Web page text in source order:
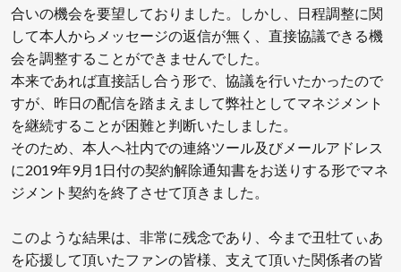
合いの機会を要望しておりました。しかし、日程調整に関
して本人からメッセージの返信が無く、直接協議できる機
会を調整することができませんでした。
本来であれば直接話し合う形で、協議を行いたかったので
すが、昨日の配信を踏まえまして弊社としてマネジメント
を継続することが困難と判断いたしました。
そのため、本人へ社内での連絡ツール及びメールアドレス
に2019年9月1日付の契約解除通知書をお送りする形でマネ
ジメント契約を終了させて頂きました。
このような結果は、非常に残念であり、今まで丑牡てぃあ
を応援して頂いたファンの皆様、支えて頂いた関係者の皆